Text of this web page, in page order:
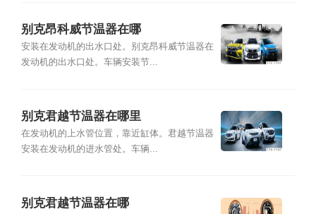
别克昂科威节温器在哪
安装在发动机的出水口处。别克昂科威节温器在
发动机的出水口处。车辆安装节...
别克君越节温器在哪里
在发动机的上水管位置，靠近缸体。君越节温器
安装在发动机的进水管处。车辆...
别克君越节温器在哪